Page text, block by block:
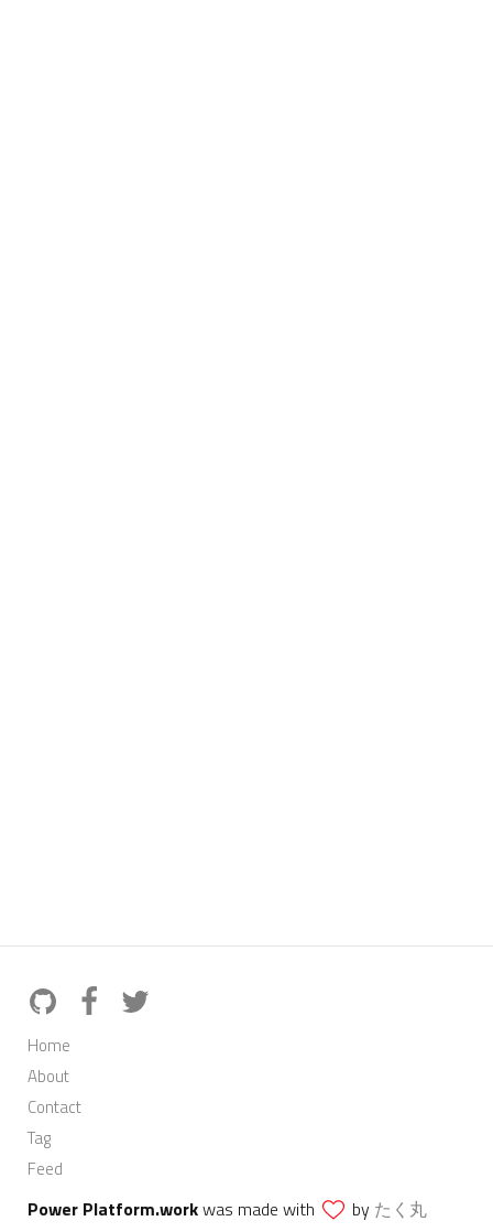
Home
About
Contact
Tag
Feed
Power Platform.workwas made with by たく丸